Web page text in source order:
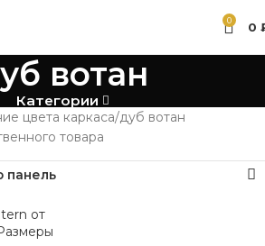
0 0
вотан
Категории
цвета каркаса дуб вотан
товара
панель